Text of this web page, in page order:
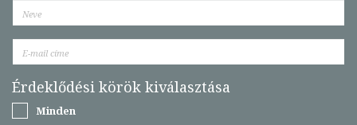
Érdeklődési körök kiválasztása
Minden